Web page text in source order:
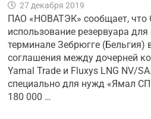
27 декабря 2019
ПАО «НОВАТЭК» сообщает,
использование резервуара
терминале Зебрюгге (Бельгия)
соглашения между дочерней
Yamal Trade и Fluxys LNG NV/
специально для нужд «Ямал
180 000 …